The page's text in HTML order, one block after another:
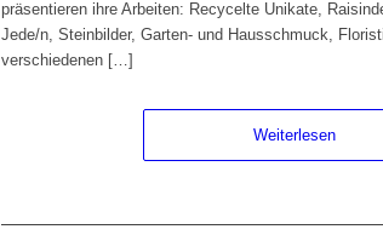
präsentieren ihre Arbeiten: Recycelte Unikate,
Jede/n, Steinbilder, Garten- und Hausschmuck,
verschiedenen […]
Weiterlesen